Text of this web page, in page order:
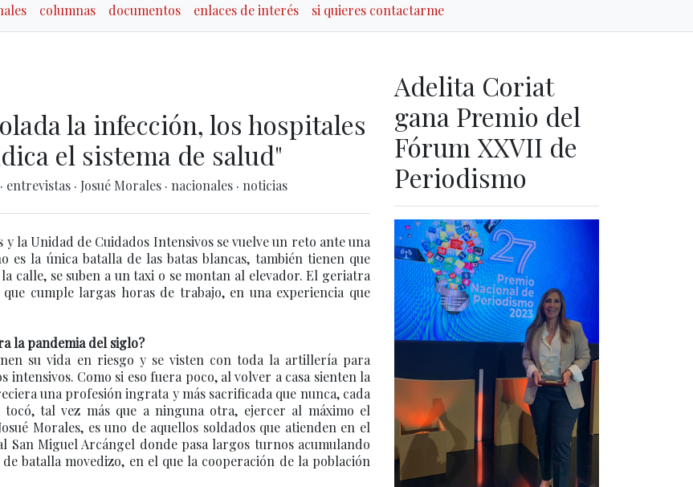
columnas documentos enlaces de interés si quieres contactarme
la infección, los hospitales
el sistema de salud"
· entrevistas · Josué Morales · nacionales · noticias
la Unidad de Cuidados Intensivos se vuelve un reto ante una
es la única batalla de las batas blancas, también tienen que
calle, se suben a un taxi o se montan al elevador. El geriatra
cumple largas horas de trabajo, en una experiencia que
la pandemia del siglo?
su vida en riesgo y se visten con toda la artillería para
intensivos. Como si eso fuera poco, al volver a casa sienten la
una profesión ingrata y más sacrificada que nunca, cada
tal vez más que a ninguna otra, ejercer al máximo el
Morales, es uno de aquellos soldados que atienden en el
San Miguel Arcángel donde pasa largos turnos acumulando
batalla movedizo, en el que la cooperación de la población
Adelita Coriat
gana Premio del
Fórum XXVII de
Periodismo